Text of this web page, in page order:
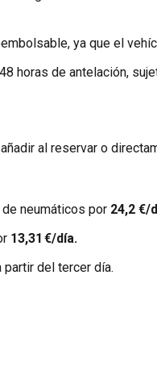
ya que el
horas de antelación,
al reservar o
de neumáticos por 24,2 €/
13,31 €/día.
del tercer día.